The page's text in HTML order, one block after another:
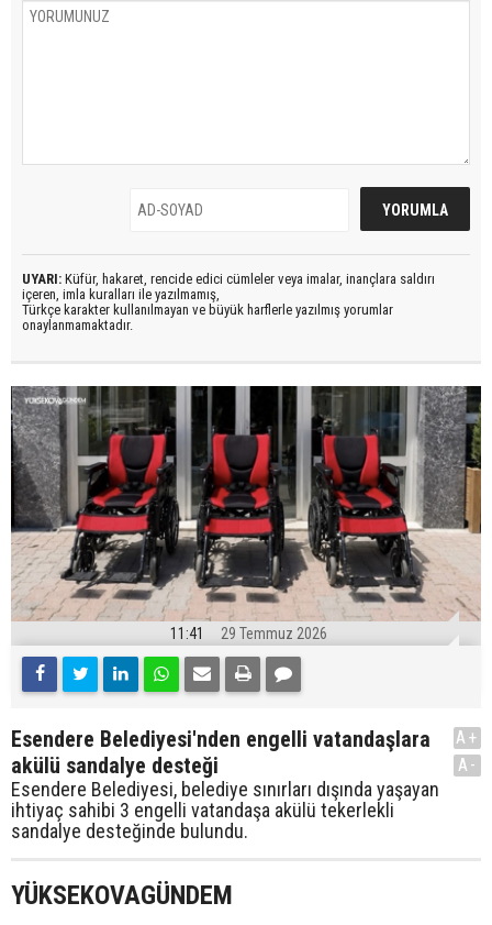
UYARI: Küfür, hakaret, rencide edici cümleler veya imalar, inançlara saldırı
içeren, imla kuralları ile yazılmamış,
Türkçe karakter kullanılmayan ve büyük harflerle yazılmış yorumlar
onaylanmamaktadır.
11:41 29 Temmuz 2026
Esendere Belediyesi'nden engelli vatandaşlara
akülü sandalye desteği
Esendere Belediyesi, belediye sınırları dışında yaşayan
ihtiyaç sahibi 3 engelli vatandaşa akülü tekerlekli
sandalye desteğinde bulundu.
A+
A-
YÜKSEKOVAGÜNDEM